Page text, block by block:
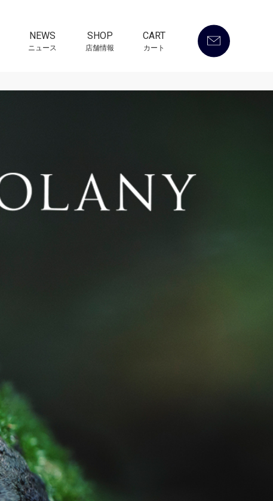
NEWS
ニュース
SHOP
店舗情報
CART
カート